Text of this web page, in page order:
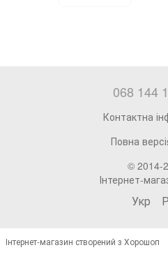
068 144
Контактна
Повна
© 2014-
Інтернет-
Укр
Інтернет-магазин створений з Хорошоп